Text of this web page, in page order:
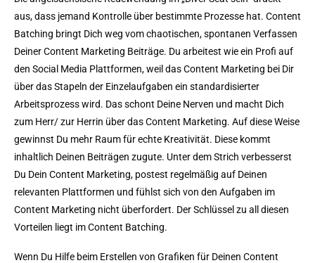
aus, dass jemand Kontrolle über bestimmte Prozesse hat. Content
Batching bringt Dich weg vom chaotischen, spontanen Verfassen
Deiner Content Marketing Beiträge. Du arbeitest wie ein Profi auf
den Social Media Plattformen, weil das Content Marketing bei Dir
über das Stapeln der Einzelaufgaben ein standardisierter
Arbeitsprozess wird. Das schont Deine Nerven und macht Dich
zum Herr/ zur Herrin über das Content Marketing. Auf diese Weise
gewinnst Du mehr Raum für echte Kreativität. Diese kommt
inhaltlich Deinen Beiträgen zugute. Unter dem Strich verbesserst
Du Dein Content Marketing, postest regelmäßig auf Deinen
relevanten Plattformen und fühlst sich von den Aufgaben im
Content Marketing nicht überfordert. Der Schlüssel zu all diesen
Vorteilen liegt im Content Batching.
Wenn Du Hilfe beim Erstellen von Grafiken für Deinen Content